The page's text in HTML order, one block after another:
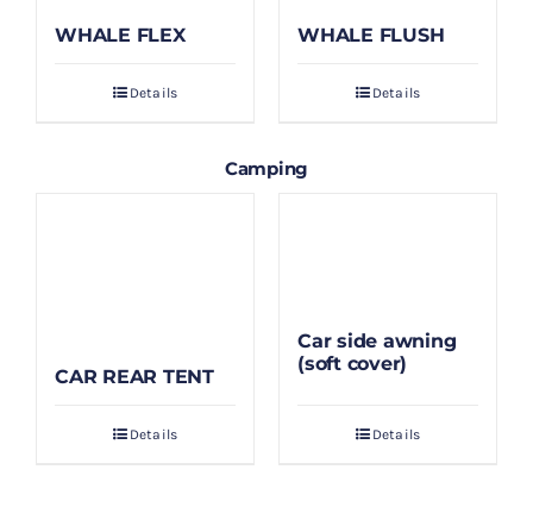
WHALE FLEX
Details
WHALE FLUSH
Details
Camping
CAR REAR TENT
Details
Car side awning
(soft cover)
Details